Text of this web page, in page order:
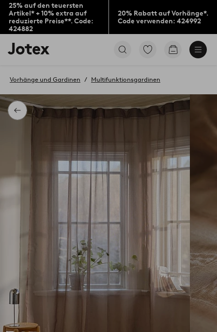
25% auf den teuersten
Artikel* + 10% extra auf
reduzierte Preise**. Code:
424882
20% Rabatt auf Vorhänge*.
Code verwenden: 424992
Jotex-
Logo
Startseite
Zu
Favoriten
Produkten
gehen
Zum
Zurück
Vorhänge und Gardinen Multifunktionsgardinen